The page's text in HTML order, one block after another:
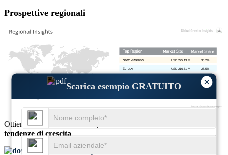
×
Scarica esempio GRATUITO
Prospettive regionali
12.6%
USD 95.76 M
22.7%
28.5%
USD 216.61 M
36.2%
USD 275.13 M
Ottieni approfondimenti completi su
tendenze di crescita
Scarica esempio GRATUITO